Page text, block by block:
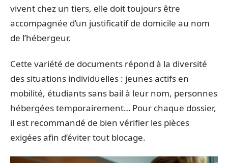
vivent chez un tiers, elle doit toujours être
accompagnée d’un justificatif de domicile au nom
de l’hébergeur.
Cette variété de documents répond à la diversité
des situations individuelles : jeunes actifs en
mobilité, étudiants sans bail à leur nom, personnes
hébergées temporairement… Pour chaque dossier,
il est recommandé de bien vérifier les pièces
exigées afin d’éviter tout blocage.